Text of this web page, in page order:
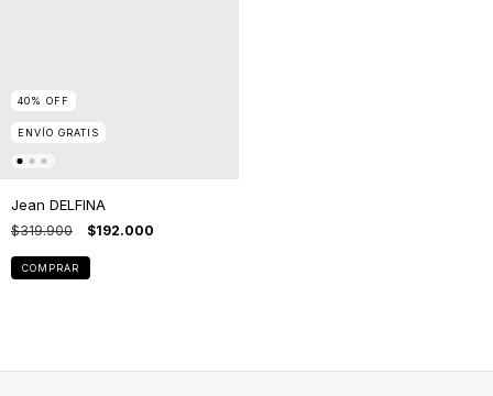
40% OFF
ENVÍO GRATIS
Jean DELFINA
$319.900 $192.000
COMPRAR